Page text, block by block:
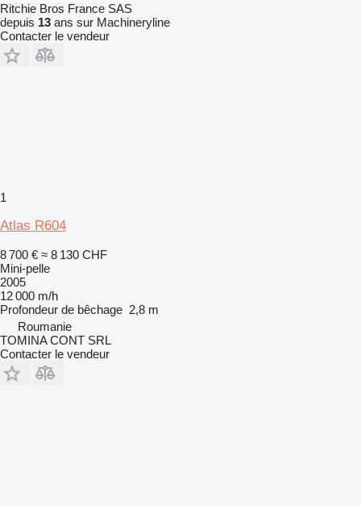
Ritchie Bros France SAS
depuis 13 ans sur Machineryline
Contacter le vendeur
1
Atlas R604
8 700 € ≈ 8 130 CHF
Mini-pelle
2005
12 000 m/h
Profondeur de bêchage 2,8 m
Roumanie
TOMINA CONT SRL
Contacter le vendeur